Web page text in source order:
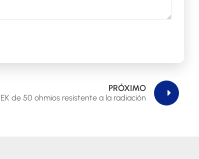
PRÓXIMO
de 50 ohmios resistente a la radiación